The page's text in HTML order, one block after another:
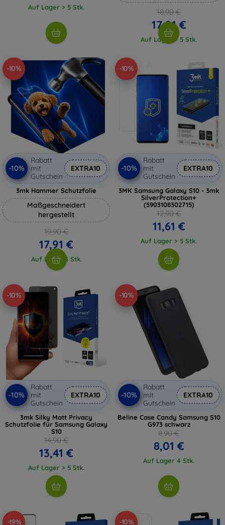
Auf Lager > 5 Stk. 18,90 €
17,01 €
Auf Lager > 5 Stk.
-10%
-10%
Rabatt
mit
Gutschein
EXTRA10
3mk Hammer Schutzfolie
Maßgeschneidert
hergestellt
19,90 €
17,91 €
Auf Lager 3 Stk.
-10%
-10%
Rabatt
mit
Gutschein
EXTRA10
3MK Samsung Galaxy S10 - 3mk
SilverProtection+
(5903108302715)
12,90 €
11,61 €
Auf Lager > 5 Stk.
-10%
-10%
Rabatt
mit
Gutschein
EXTRA10
3mk Silky Matt Privacy
Schutzfolie für Samsung Galaxy
S10
14,90 €
13,41 €
Auf Lager > 5 Stk.
-10%
-10%
Rabatt
mit
Gutschein
EXTRA10
Beline Case Candy Samsung S10
G973 schwarz
8,90 €
8,01 €
Auf Lager 4 Stk.
-19% -10%